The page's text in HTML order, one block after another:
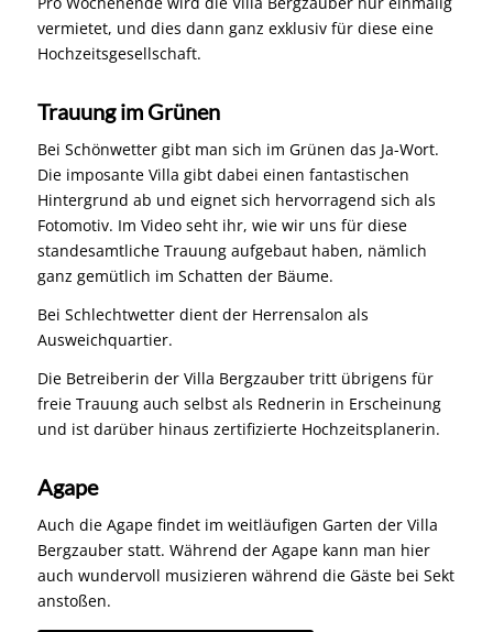
vermietet, und dies dann ganz exklusiv für diese eine
Hochzeitsgesellschaft.
Trauung im Grünen
Bei Schönwetter gibt man sich im Grünen das Ja-Wort.
Die imposante Villa gibt dabei einen fantastischen
Hintergrund ab und eignet sich hervorragend sich als
Fotomotiv. Im Video seht ihr, wie wir uns für diese
standesamtliche Trauung aufgebaut haben, nämlich
ganz gemütlich im Schatten der Bäume.
Bei Schlechtwetter dient der Herrensalon als
Ausweichquartier.
Die Betreiberin der Villa Bergzauber tritt übrigens für
freie Trauung auch selbst als Rednerin in Erscheinung
und ist darüber hinaus zertifizierte Hochzeitsplanerin.
Agape
Auch die Agape findet im weitläufigen Garten der Villa
Bergzauber statt. Während der Agape kann man hier
auch wundervoll musizieren während die Gäste bei Sekt
anstoßen.